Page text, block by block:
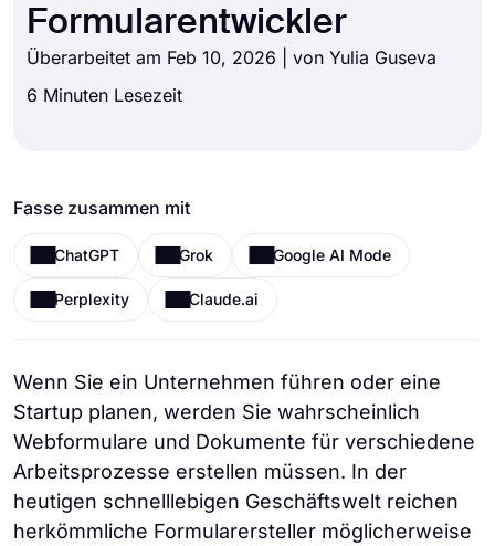
Formularentwickler
Überarbeitet am Feb 10, 2026 | von Yulia Guseva
6 Minuten Lesezeit
Fasse zusammen mit
ChatGPT Grok Google AI Mode
Perplexity Claude.ai
Wenn Sie ein Unternehmen führen oder eine
Startup planen, werden Sie wahrscheinlich
Webformulare und Dokumente für verschiedene
Arbeitsprozesse erstellen müssen. In der
heutigen schnelllebigen Geschäftswelt reichen
herkömmliche Formularersteller möglicherweise